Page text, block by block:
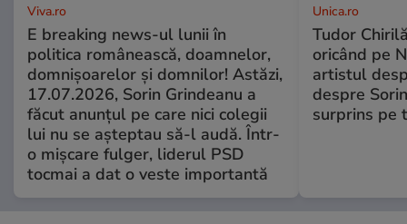
Viva.ro
E breaking news-ul lunii în
politica românească, doamnelor,
domnișoarelor și domnilor! Astăzi,
17.07.2026, Sorin Grindeanu a
făcut anunțul pe care nici colegii
lui nu se așteptau să-l audă. Într-
o mișcare fulger, liderul PSD
tocmai a dat o veste importantă
Unica.ro
Tudor
oricând pe
artistul
despre
surprins pe